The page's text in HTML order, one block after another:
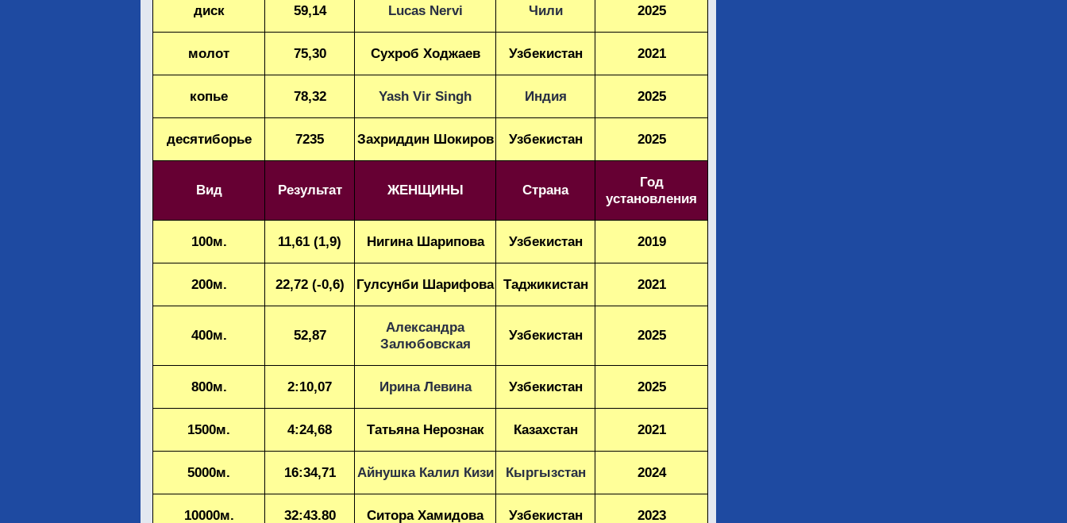
диск 59,14 Lucas Nervi Чили 2025
молот 75,30 Сухроб Ходжаев Узбекистан 2021
копье 78,32 Yash Vir Singh Индия 2025
десятиборье 7235 Захриддин Шокиров Узбекистан 2025
Вид Результат ЖЕНЩИНЫ Страна
Год
установления
100м. 11,61 (1,9) Нигина Шарипова Узбекистан 2019
200м. 22,72 (-0,6) Гулсунби Шарифова Таджикистан 2021
400м. 52,87
Александра
Залюбовская
Узбекистан 2025
800м. 2:10,07 Ирина Левина Узбекистан 2025
1500м. 4:24,68 Татьяна Нерознак Казахстан 2021
5000м. 16:34,71 Айнушка Калил Кизи Кыргызстан 2024
10000м. 32:43.80 Ситора Хамидова Узбекистан 2023